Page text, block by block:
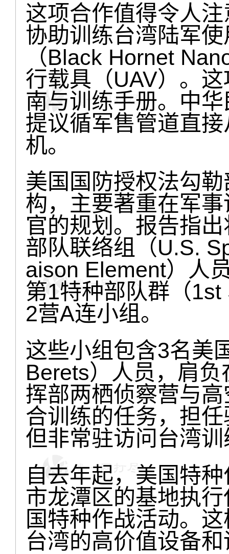
这项合作值得令人
协助训练台湾陆军
（Black Hornet
行载具（UAV）。
南与训练手册。中
提议循军售管道直
机。
美国国防授权法勾
构，主要著重在军
官的规划。报告指
部队联络组（U.S.
aison Element）人
第1特种部队群（
2营A连小组。
这些小组包含3名美
Berets）人员，肩
挥部两栖侦察营与
合训练的任务，担
但非常驻访问台湾
自去年起，美国特
市龙潭区的基地执
国特种作战活动。
台湾的高价值设备